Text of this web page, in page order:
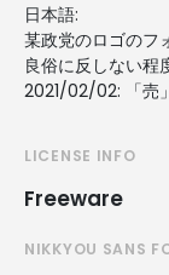
日本語:
某政党のロゴのフ
良俗に反しない程
2021/02/02: 「売
LICENSE INFO
Freeware
NIKKYOU SANS